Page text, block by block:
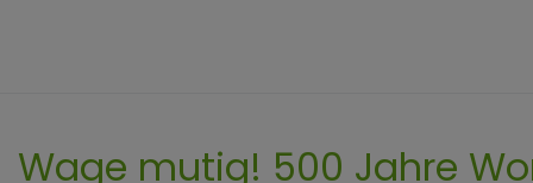
Wage mutig! 500 Jahre